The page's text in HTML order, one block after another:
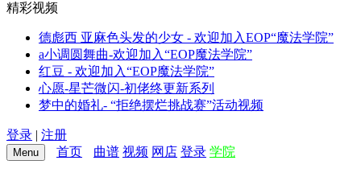
精彩视频
德彪西 亚麻色头发的少女 - 欢迎加入EOP“魔法学院”
a小调圆舞曲-欢迎加入“EOP魔法学院”
红豆 - 欢迎加入“EOP魔法学院”
心愿-星芒微闪-初佬终更新系列
梦中的婚礼- “拒绝摆烂挑战赛”活动视频
登录 | 注册
Menu 首页 曲谱 视频 网店 登录 学院